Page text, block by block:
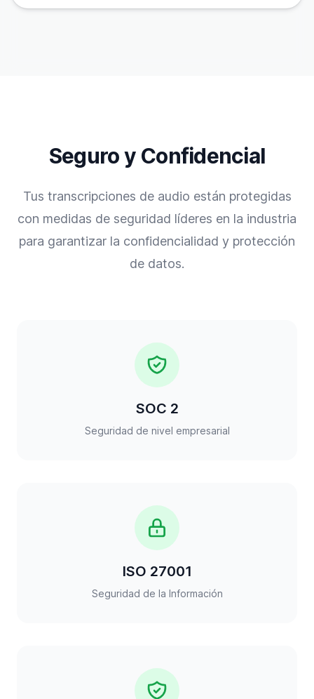
Seguro y Confidencial
Tus transcripciones de audio están protegidas
con medidas de seguridad líderes en la industria
para garantizar la confidencialidad y protección
de datos.
SOC 2
Seguridad de nivel empresarial
ISO 27001
Seguridad de la Información